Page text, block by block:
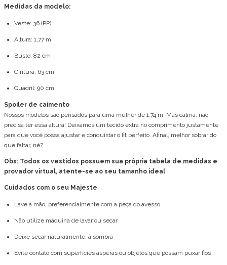
Medidas da modelo:
Veste: 36 (PP)
Altura: 1,77 m
Busto: 82 cm
Cintura: 63 cm
Quadril: 90 cm
Spoiler de caimento
Nossos modelos são pensados para uma mulher de 1,74 m. Mas calma, não
precisa ter essa altura! Deixamos um tecido extra no comprimento justamente
para que você possa ajustar e conquistar o fit perfeito. Afinal, melhor sobrar do
que faltar, né?
Obs: Todos os vestidos possuem sua própria tabela de medidas e
provador virtual, atente-se ao seu tamanho ideal
Cuidados com o seu Majeste
Lave à mão, preferencialmente com a peça do avesso
Não utilize máquina de lavar ou secar
Deixe secar naturalmente, à sombra
Evite contato com superfícies ásperas ou objetos que possam puxar fios